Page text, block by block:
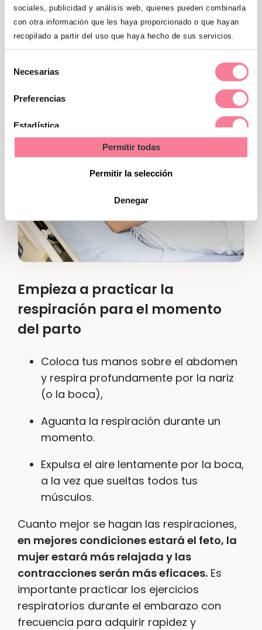
sociales, publicidad y análisis web, quienes pueden combinarla
con otra información que les haya proporcionado o que hayan
recopilado a partir del uso que haya hecho de sus servicios.
Necesarias
Preferencias
Estadística
Permitir todas
Permitir la selección
Denegar
desde la nariz) o la boca (como si
inflaras un globo poquito a poco).
Pasado el momento de dolor, hacer
.
Empieza a practicar la
respiración para el momento
del parto
Coloca tus manos sobre el abdomen
y respira profundamente por la nariz
(o la boca),
Aguanta la respiración durante un
momento.
Expulsa el aire lentamente por la boca,
a la vez que sueltas todos tus
músculos.
Cuanto mejor se hagan las respiraciones,
en mejores condiciones estará el feto, la
mujer estará más relajada y las
contracciones serán más eficaces. Es
importante practicar los ejercicios
respiratorios durante el embarazo con
frecuencia para adquirir rapidez y